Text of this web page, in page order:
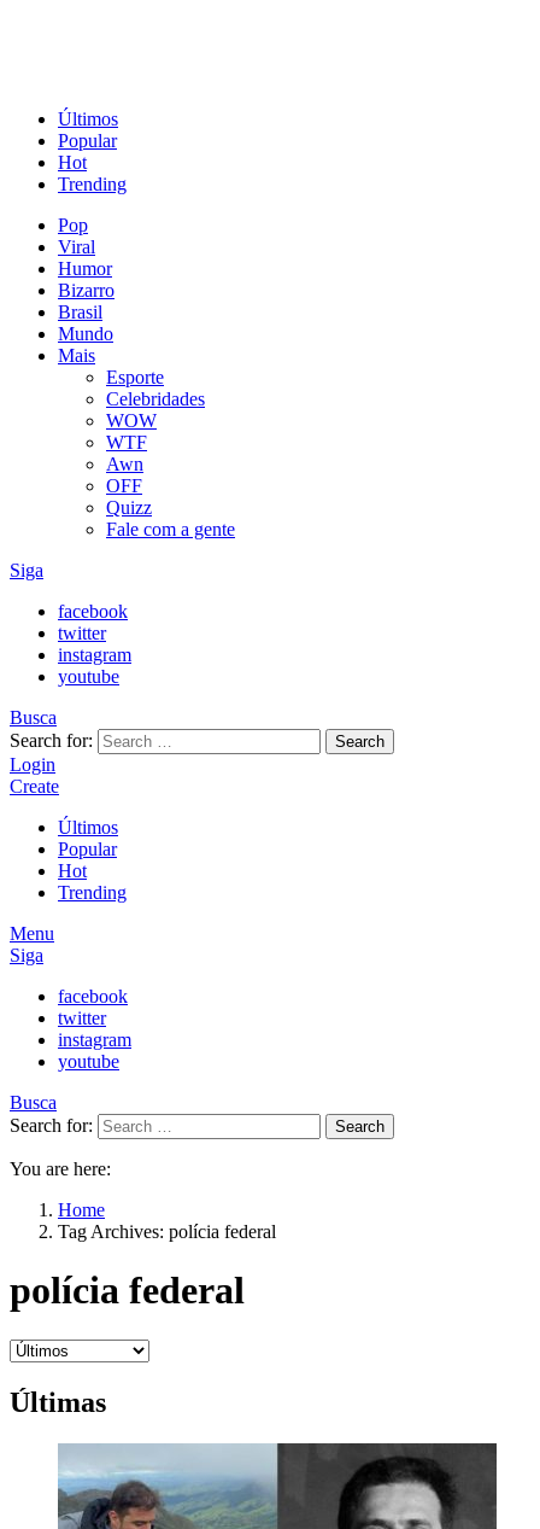
Últimos
Popular
Hot
Trending
Pop
Viral
Humor
Bizarro
Brasil
Mundo
Mais
Esporte
Celebridades
WOW
WTF
Awn
OFF
Quizz
Fale com a gente
Siga
facebook
twitter
instagram
youtube
Busca
Search for:
Search
Login
Create
Últimos
Popular
Hot
Trending
Menu
Siga
facebook
twitter
instagram
youtube
Busca
Search for:
Search
You are here:
Home
Tag Archives: polícia federal
polícia federal
Últimas